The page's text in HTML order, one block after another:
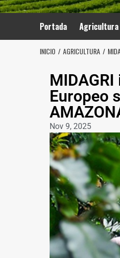
Portada Agricultura
INICIO AGRICULTURA
Europeo
Nov 9, 2025